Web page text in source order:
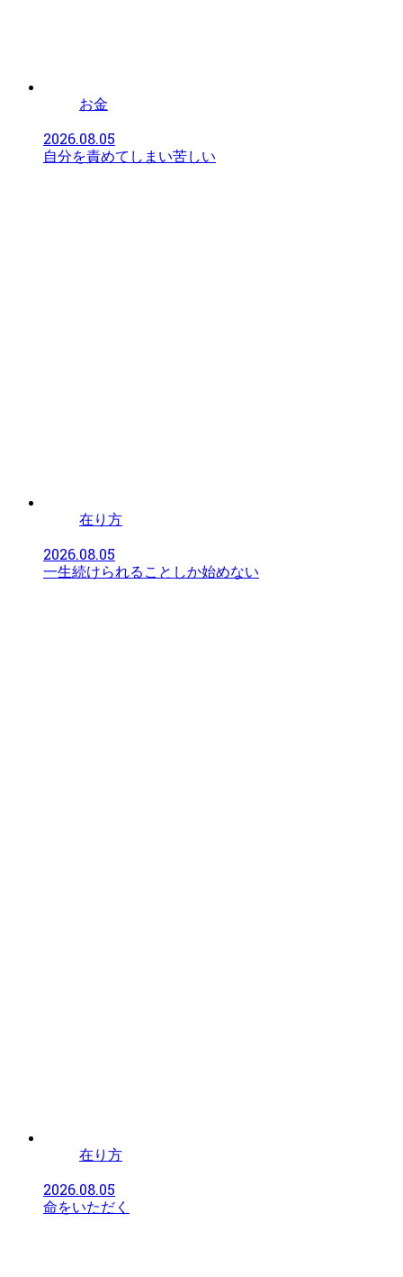
お金
2026.08.05
自分を責めてしまい苦しい
在り方
2026.08.05
一生続けられることしか始めない
在り方
2026.08.05
命をいただく